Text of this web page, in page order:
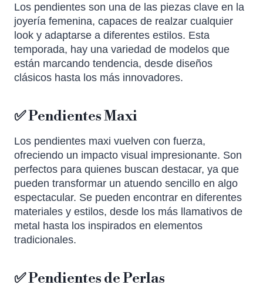
Los pendientes son una de las piezas clave en la
joyería femenina, capaces de realzar cualquier
look y adaptarse a diferentes estilos. Esta
temporada, hay una variedad de modelos que
están marcando tendencia, desde diseños
clásicos hasta los más innovadores.
✅ Pendientes Maxi
Los pendientes maxi vuelven con fuerza,
ofreciendo un impacto visual impresionante. Son
perfectos para quienes buscan destacar, ya que
pueden transformar un atuendo sencillo en algo
espectacular. Se pueden encontrar en diferentes
materiales y estilos, desde los más llamativos de
metal hasta los inspirados en elementos
tradicionales.
✅ Pendientes de Perlas